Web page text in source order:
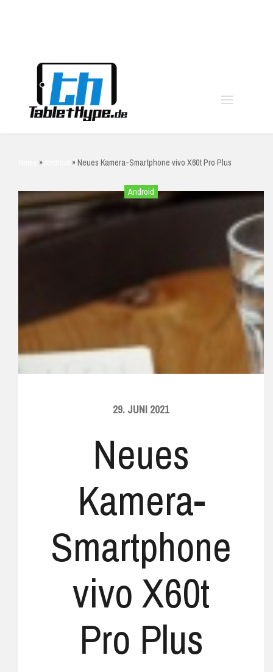
» »Neues Kamera-Smartphone vivo X60t Pro Plus
Android
29. JUNI 2021
Neues
Kamera-
Smartphone
vivo X60t
Pro Plus